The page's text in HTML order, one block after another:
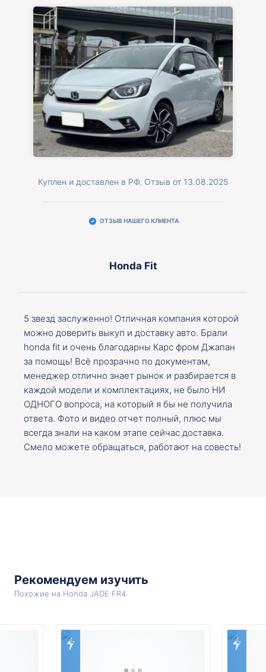
Куплен и доставлен в РФ. Отзыв от 13.08.2025
ОТЗЫВ НАШЕГО КЛИЕНТА
Honda Fit
5 звезд заслуженно! Отличная компания которой
можно доверить выкуп и доставку авто. Брали
honda fit и очень благодарны Карс фром Джапан
за помощь! Всё прозрачно по документам,
менеджер отлично знает рынок и разбирается в
каждой модели и комплектациях, не было НИ
ОДНОГО вопроса, на который я бы не получила
ответа. Фото и видео отчет полный, плюс мы
всегда знали на каком этапе сейчас доставка.
Смело можете обращаться, работают на совесть!
Рекомендуем изучить
Похожие на Honda JADE FR4